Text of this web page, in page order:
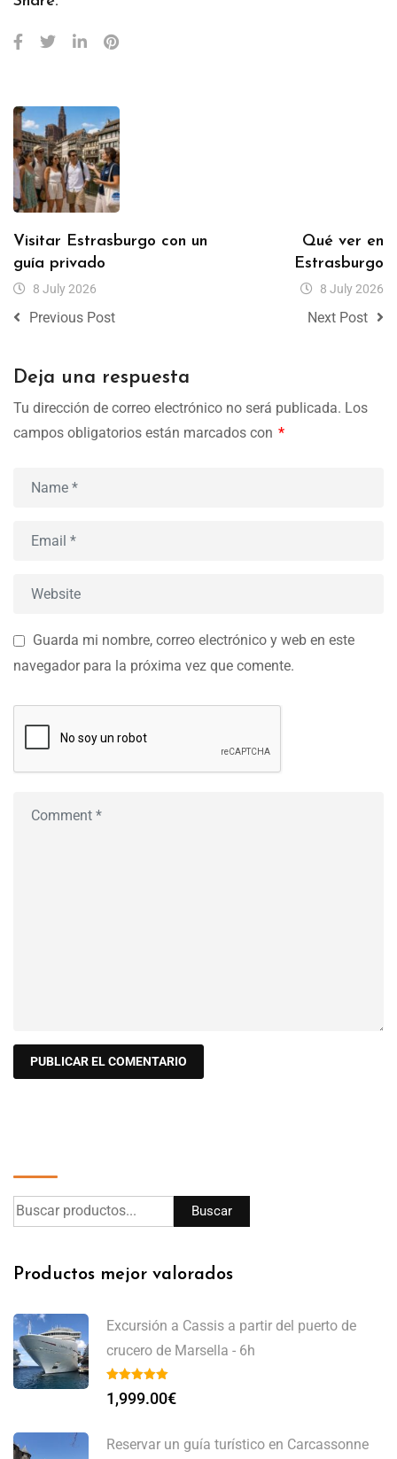
Visitar Estrasburgo con un
guía privado
8 July 2026
Previous Post
Qué ver en
Estrasburgo
8 July 2026
Next Post
Deja una respuesta
Tu dirección de correo electrónico no será publicada. Los
campos obligatorios están marcados con *
Guarda mi nombre, correo electrónico y web en este
navegador para la próxima vez que comente.
Buscar
Productos mejor valorados
Excursión a Cassis a partir del puerto de
crucero de Marsella - 6h
1,999.00€
Reservar un guía turístico en Carcassonne